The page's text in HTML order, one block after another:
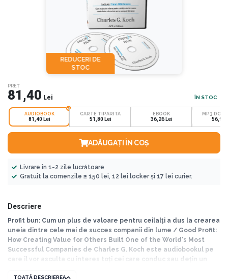
REDUCERI DE
STOC
PREȚ
81,40 Lei ÎN STOC
AUDIOBOOK
81,40 Lei
CARTE TIPARITA
51,80 Lei
EBOOK
36,26 Lei
MP3
56,98
ADĂUGAȚI ÎN COȘ
Livrare în 1-2 zile lucrătoare
Gratuit la comenzile ≥ 150 lei, 12 lei locker și 17 lei curier.
Descriere
Profit bun: Cum un plus de valoare pentru ceilalți a dus la crearea
uneia dintre cele mai de succes companii din lume / Good Profit:
How Creating Value for Others Built One of the World's Most
Successful Companies de Charles G. Koch este audiobookul pe
care îl vor asculta cu interes toți cei care conduc sau dețin un
TOATĂ DESCRIEREA